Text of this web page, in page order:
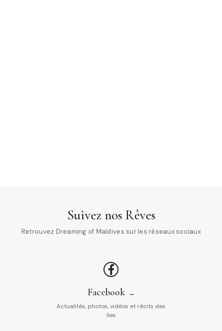
Suivez nos Rêves
Retrouvez Dreaming of Maldives sur les réseaux sociaux
Facebook
Actualités, photos, vidéos et récits des
îles